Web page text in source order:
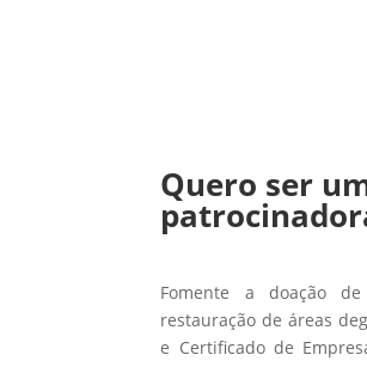
Quero ser
Fomente a doação
restauração de áreas
e Certificado de